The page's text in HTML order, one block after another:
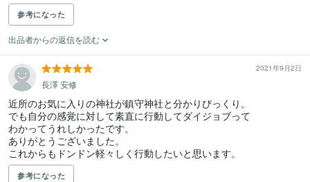
参考になった
出品者からの返信を読む
2021年9月2日
長澤 安修
近所のお気に入りの神社が鎮守神社と分かりびっくり。
でも自分の感覚に対して素直に行動してダイジョブって
わかってうれしかったです。
ありがとうございました。
これからもドンドン軽々しく行動したいと思います。
参考になった